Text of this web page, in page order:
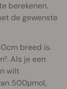
berekenen.
de gewenste
breed is.
Als je een
wilt
500μmol,